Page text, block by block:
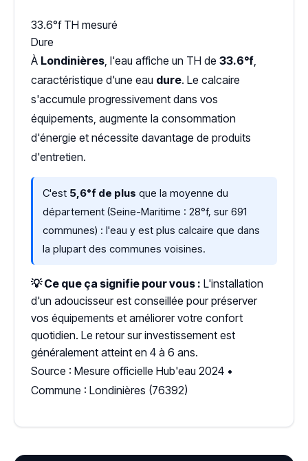
33.6°f TH mesuré
Dure
À Londinières, l'eau affiche un TH de 33.6°f,
caractéristique d'une eau dure. Le calcaire
s'accumule progressivement dans vos
équipements, augmente la consommation
d'énergie et nécessite davantage de produits
d'entretien.
C'est 5,6°f de plus que la moyenne du
département (Seine-Maritime : 28°f, sur 691
communes) : l'eau y est plus calcaire que dans
la plupart des communes voisines.
💡 Ce que ça signifie pour vous : L'installation
d'un adoucisseur est conseillée pour préserver
vos équipements et améliorer votre confort
quotidien. Le retour sur investissement est
généralement atteint en 4 à 6 ans.
Source : Mesure officielle Hub'eau 2024 •
Commune : Londinières (76392)